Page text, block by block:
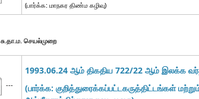
(பார்க்க: மாநகர திண்ம கழிவு)
சு.தா.ம. செயல்முறை
---
1993.06.24 ஆம் திகதிய 722/22 ஆம் இலக்க
(பார்க்க: குறித்துரைக்கப்பட்டகருத்திட்டங்கள்